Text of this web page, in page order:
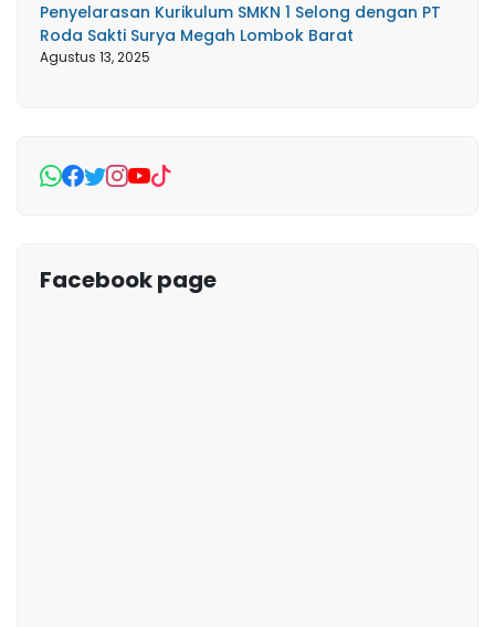
Penyelarasan Kurikulum SMKN 1 Selong dengan PT
Roda Sakti Surya Megah Lombok Barat
Agustus 13, 2025
Facebook page